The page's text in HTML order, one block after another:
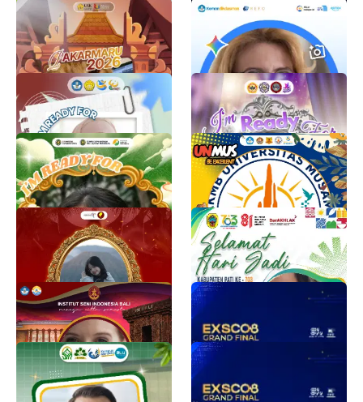
Twibbon Pakarmaru USK
2026
Pakarmaru USK 2026
5.1K
Gemini Academy 2026 K12
REFO Indonesia
13K
PKKMB
PKKMB PNL 26
2K
PKKMB FKIP ULM
BEM FKIP ULM
1.6K
PKKMB USU 2026
Person Behind
5.6K
SUKSESKAN PKKMB
UNMUS 2026
TWIBBONIZE UNMUS
1.5K
Im Ready For Duta Pesona
Indonesia Batch 8
Duta Pesona Indonesia
HARI JADI KABUPATEN
PATI KE-703
Adhim Pratama
1.2K
PKKMB ISI Bali 2026/2027
Rizkita Ayu Mutiarani
1.1K
EXSCO8 TAHUN 2026
EduExpoID
PBAK UIN SYAHADA
PADANGSIDIMPUAN 2026
iyann
1.2K
EXSCO8 TAHUN 2026
EduExpoID